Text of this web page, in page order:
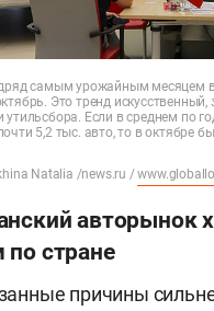
самым урожайным месяцем в
Это тренд
утильсбора. Если в среднем по
5,2 тыс. авто, то в октябре
Natalia /news.ru /
авторынок
по стране
причины